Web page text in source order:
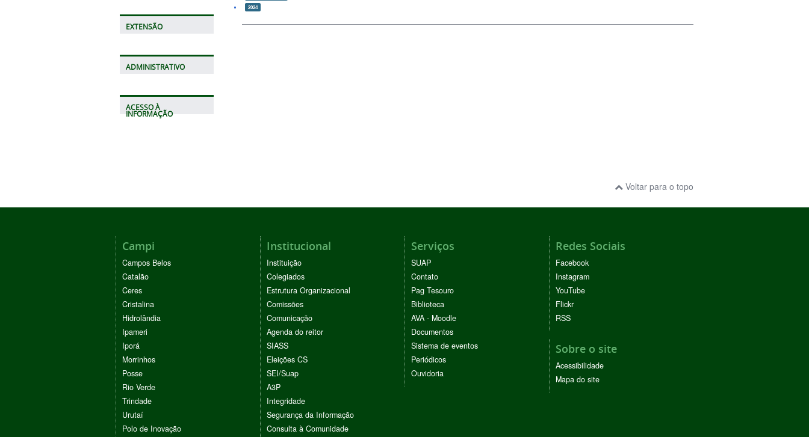
EXTENSÃO
ADMINISTRATIVO
ACESSO À
INFORMAÇÃO
2024
Voltar para o topo
Campi
Campos Belos
Catalão
Ceres
Cristalina
Hidrolândia
Ipameri
Iporá
Morrinhos
Posse
Rio Verde
Trindade
Urutaí
Polo de Inovação
Institucional
Instituição
Colegiados
Estrutura Organizacional
Comissões
Comunicação
Agenda do reitor
SIASS
Eleições CS
SEI/Suap
A3P
Integridade
Segurança da Informação
Consulta à Comunidade
Serviços
SUAP
Contato
Pag Tesouro
Biblioteca
AVA - Moodle
Documentos
Sistema de eventos
Periódicos
Ouvidoria
Redes Sociais
Facebook
Instagram
YouTube
Flickr
RSS
Sobre o site
Acessibilidade
Mapa do site